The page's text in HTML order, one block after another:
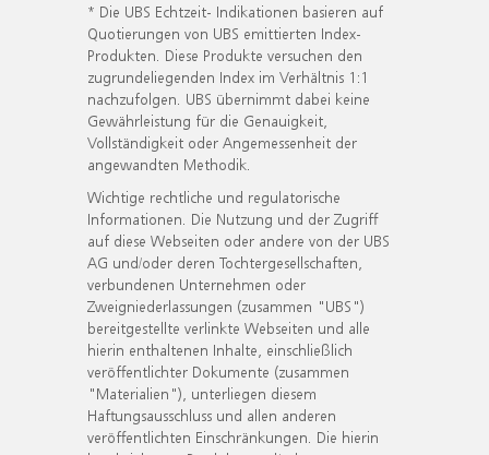
* Die UBS Echtzeit- Indikationen basieren auf
Quotierungen von UBS emittierten Index-
Produkten. Diese Produkte versuchen den
zugrundeliegenden Index im Verhältnis 1:1
nachzufolgen. UBS übernimmt dabei keine
Gewährleistung für die Genauigkeit,
Vollständigkeit oder Angemessenheit der
angewandten Methodik.
Wichtige rechtliche und regulatorische
Informationen. Die Nutzung und der Zugriff
auf diese Webseiten oder andere von der UBS
AG und/oder deren Tochtergesellschaften,
verbundenen Unternehmen oder
Zweigniederlassungen (zusammen "UBS")
bereitgestellte verlinkte Webseiten und alle
hierin enthaltenen Inhalte, einschließlich
veröffentlichter Dokumente (zusammen
"Materialien"), unterliegen diesem
Haftungsausschluss und allen anderen
veröffentlichten Einschränkungen. Die hierin